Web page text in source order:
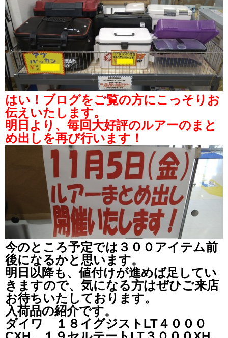
はい！ブログをご覧の方にこっそりお
伝えいたします。
明日より、毎回大好評のルアーのまと
め出しを再び行います！
今のところ予定では３００アイテム前
後になるかと思います。
明日以降も、値付けが進めば足してい
きますので、気になる方はぜひご来店
お待ちいたしております。
入荷品の紹介です。
ダイワ １８イグジストLT４０００